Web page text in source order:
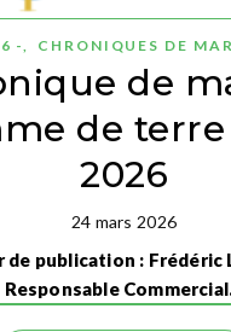
- CHRONIQUES DE
de
de
2026
24 mars 2026
de publication : Frédéric
Responsable